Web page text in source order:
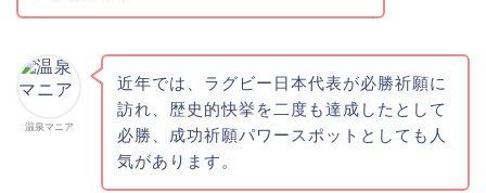
温泉マニア
近年では、ラグビー日本代表が必勝祈願に
訪れ、歴史的快挙を二度も達成したとして
必勝、成功祈願パワースポットとしても人
気があります。